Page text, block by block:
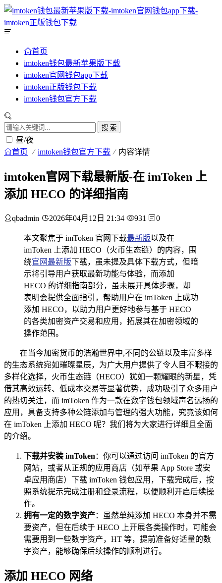
首页
imtoken钱包最新苹果版下载
imtoken官网钱包app下载
imtoken正版钱包下载
imtoken钱包官方下载
搜 索
昼/夜
首页 imtoken钱包官方下载 内容详情
imtoken官网下载最新版-在 imToken 上
添加 HECO 的详细指南
qbadmin 2026年04月12日 21:34 931 0
本文聚焦于 imToken 官网下载最新版以及在
imToken 上添加 HECO（火币生态链）的内容，围
绕官网最新版下载，虽未提及具体下载方式，但暗
示将引导用户获取最新功能与体验，而添加
HECO 的详细指南部分，虽未展开具体步骤，却
表明会提供全面指引，帮助用户在 imToken 上成功
添加 HECO，以助力用户更好地参与基于 HECO
的各类加密资产交易和应用，拓展其在加密领域的
操作范围。
在当今加密货币的浩瀚世界中,不同的公链以及丰富多样
的生态系统宛如璀璨星辰，为广大用户提供了令人目不暇接的
多样化选择，火币生态链（HECO）犹如一颗耀眼的新星，凭
借其高效运转、低成本交易等显著优势，成功吸引了众多用户
的热切关注，而 imToken 作为一款在数字钱包领域声名远扬的
应用，具备支持多种公链添加与管理的强大功能，究竟该如何
在 imToken 上添加 HECO 呢？我们将为大家进行详细且全面
的介绍。
下载并安装 imToken ：你可以通过访问 imToken 的官方
网站，或者从正规的应用商店（如苹果 App Store 或安
卓应用商店）下载 imToken 钱包应用，下载完成后，按
照系统提示完成注册和登录流程，以便顺利开启后续操
作。
拥有一定的数字资产：虽然单纯添加 HECO 本身并不需
要资产，但在后续于 HECO 上开展各类操作时，可能会
需要用到一些数字资产，HT 等，提前准备好适量的数
字资产，能够确保后续操作的顺利进行。
添加 HECO 网络